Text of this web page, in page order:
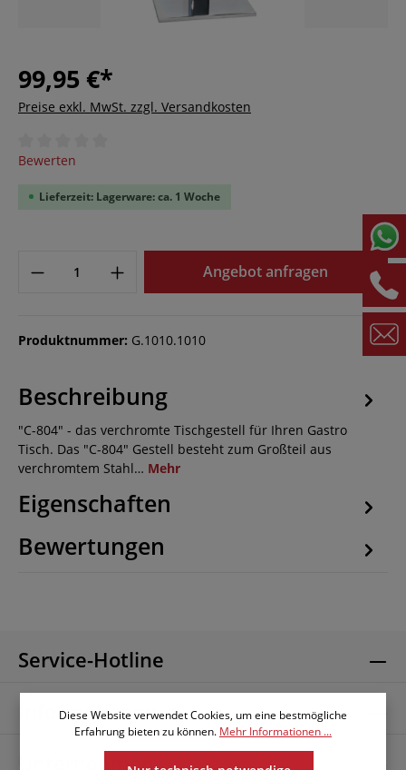
99,95 €*
Preise exkl. MwSt. zzgl. Versandkosten
Durchschnittliche Bewertung von 0 von 5 Sternen
Bewerten
Lieferzeit: Lagerware: ca. 1 Woche
Angebot anfragen
Produktnummer: G.1010.1010
Beschreibung
"C-804" - das verchromte Tischgestell für Ihren Gastro
Tisch. Das "C-804" Gestell besteht zum Großteil aus
verchromtem Stahl… Mehr
Eigenschaften
Bewertungen
Service-Hotline
Informationen
Unternehmen
Diese Website verwendet Cookies, um eine bestmögliche
Erfahrung bieten zu können. Mehr Informationen ...